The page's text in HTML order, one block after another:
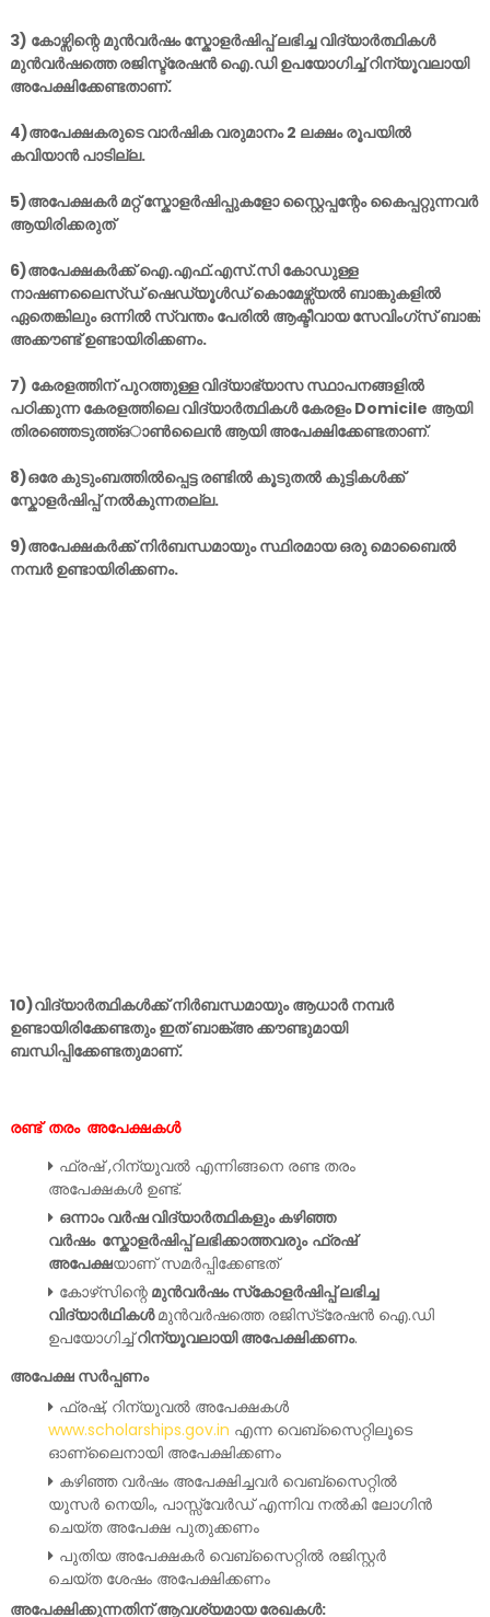
3) കോഴ്സിന്റെ മുൻവർഷം സ്കോളർഷിപ്പ് ലഭിച്ച വിദ്യാർത്ഥികൾ
മുൻവർഷത്തെ രജിസ്ട്രേഷൻ ഐ.ഡി ഉപയോഗിച്ച് റിന്യൂവലായി
അപേക്ഷിക്കേണ്ടതാണ്.
4)അപേക്ഷകരുടെ വാർഷിക വരുമാനം 2 ലക്ഷം രൂപയിൽ
കവിയാൻ പാടില്ല.
5)അപേക്ഷകർ മറ്റ് സ്കോളർഷിപ്പുകളോ സ്റ്റൈപ്പന്റേം കൈപ്പറ്റുന്നവർ
ആയിരിക്കരുത്
6)അപേക്ഷകർക്ക് ഐ.എഫ്.എസ്.സി കോഡുള്ള
നാഷണലൈസ്ഡ് ഷെഡ്യൂൾഡ് കൊമേഴ്സ്യൽ ബാങ്കുകളിൽ
ഏതെങ്കിലും ഒന്നിൽ സ്വന്തം പേരിൽ ആക്ടീവായ സേവിംഗ്സ് ബാങ്ക്
അക്കൗണ്ട് ഉണ്ടായിരിക്കണം.
7) കേരളത്തിന് പുറത്തുള്ള വിദ്യാഭ്യാസ സ്ഥാപനങ്ങളിൽ
പഠിക്കുന്ന കേരളത്തിലെ വിദ്യാർത്ഥികൾ കേരളം Domicile ആയി
തിരഞ്ഞെടുത്ത്ഒാൺലൈൻ ആയി അപേക്ഷിക്കേണ്ടതാണ്.
8)ഒരേ കുടുംബത്തിൽപ്പെട്ട രണ്ടിൽ കൂടുതൽ കുട്ടികൾക്ക്
സ്കോളർഷിപ്പ് നൽകുന്നതല്ല.
9)അപേക്ഷകർക്ക് നിർബന്ധമായും സ്ഥിരമായ ഒരു മൊബൈൽ
നമ്പർ ഉണ്ടായിരിക്കണം.
10)വിദ്യാർത്ഥികൾക്ക് നിർബന്ധമായും ആധാർ നമ്പർ
ഉണ്ടായിരിക്കേണ്ടതും ഇത് ബാങ്ക്അ ക്കൗണ്ടുമായി
ബന്ധിപ്പിക്കേണ്ടതുമാണ്.
രണ്ട് തരം അപേക്ഷകൾ
ഫ്രഷ് ,റിന്യൂവൽ എന്നിങ്ങനെ രണ്ട തരം
അപേക്ഷകൾ ഉണ്ട്.
ഒന്നാം വർഷ വിദ്യാർത്ഥികളും കഴിഞ്ഞ
വർഷം സ്കോളർഷിപ്പ് ലഭിക്കാത്തവരും ഫ്രഷ്
അപേക്ഷയാണ് സമർപ്പിക്കേണ്ടത്
കോഴ്‌സിന്റെമുൻവർഷം സ്‌കോളർഷിപ്പ് ലഭിച്ച
വിദ്യാർഥികൾമുൻവർഷത്തെ രജിസ്‌ട്രേഷൻ ഐ.ഡി
ഉപയോഗിച്ച്റിന്യൂവലായി അപേക്ഷിക്കണം.
അപേക്ഷ സർപ്പണം
ഫ്രഷ്, റിന്യൂവൽ അപേക്ഷകൾ
www.scholarships.gov.in എന്ന വെബ്‌സൈറ്റിലൂടെ
ഓണ്ലൈനായി അപേക്ഷിക്കണം
കഴിഞ്ഞ വർഷം അപേക്ഷിച്ചവർ വെബ്സൈറ്റിൽ
യൂസർ നെയിം, പാസ്സ്‌വേർഡ് എന്നിവ നൽകി ലോഗിൻ
ചെയ്ത അപേക്ഷ പുതുക്കണം
പുതിയ അപേക്ഷകർ വെബ്സൈറ്റിൽ രജിസ്റ്റർ
ചെയ്ത ശേഷം അപേക്ഷിക്കണം
അപേക്ഷിക്കുന്നതിന് ആവശ്യമായ രേഖകൾ: